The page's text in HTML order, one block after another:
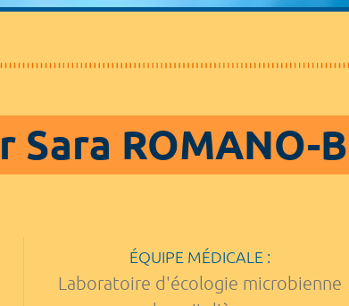
Sara ROMANO-
ÉQUIPE MÉDICALE :
Laboratoire d'écologie microbienne